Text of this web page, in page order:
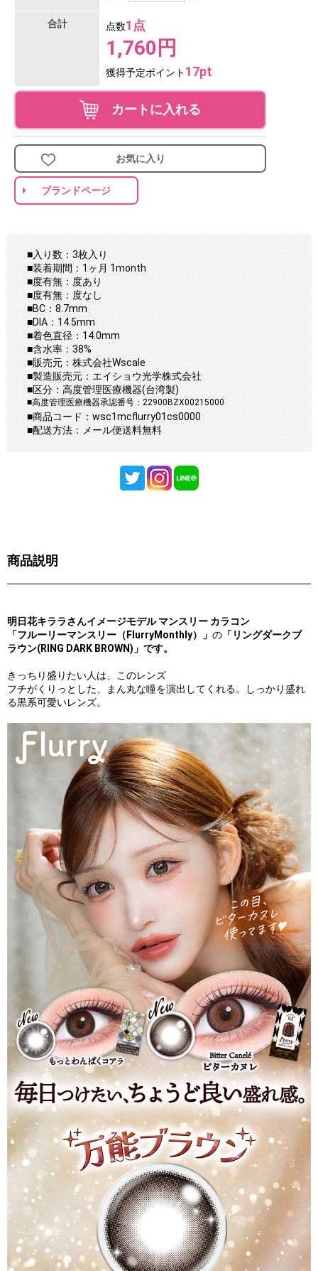
合計 点数1点
1,760円
獲得予定ポイント 17pt
カートに入れる
お気に入り
ブランドページ
■入り数：3枚入り
■装着期間：1ヶ月 1month
■度有無：度あり
■度有無：度なし
■BC：8.7mm
■DIA：14.5mm
■着色直径：14.0mm
■含水率：38%
■販売元：株式会社Wscale
■製造販売元：エイショウ光学株式会社
■区分：高度管理医療機器(台湾製)
■高度管理医療機器承認番号：22900BZX00215000
■商品コード：wsc1mcflurry01cs0000
■配送方法：メール便送料無料
商品説明
明日花キララさんイメージモデル マンスリー カラコン
「フルーリーマンスリー（FlurryMonthly）」 の 「リングダークブ
ラウン(RING DARK BROWN)」です。
きっちり盛りたい人は、このレンズ
フチがくりっとした、まん丸な瞳を演出してくれる。しっかり盛れ
る黒系可愛いレンズ。